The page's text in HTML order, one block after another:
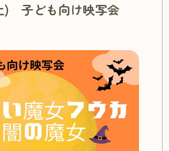
) 子ども向け映写会